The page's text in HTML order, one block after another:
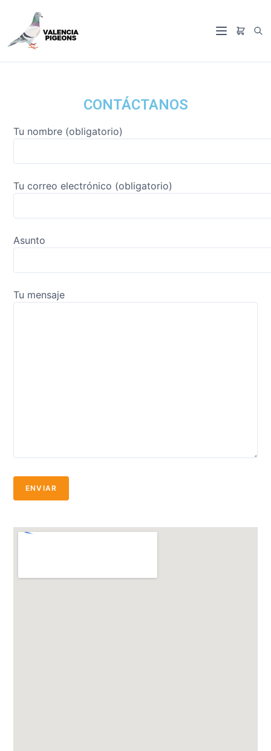
CONTÁCTANOS
Tu nombre (obligatorio)
Tu correo electrónico (obligatorio)
Asunto
Tu mensaje